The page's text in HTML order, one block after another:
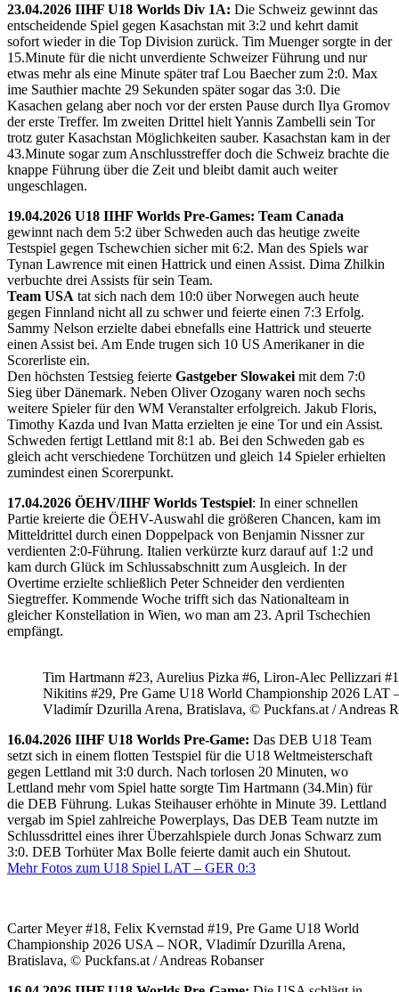
23.04.2026 IIHF U18 Worlds Div 1A: Die Schweiz gewinnt das
entscheidende Spiel gegen Kasachstan mit 3:2 und kehrt damit
sofort wieder in die Top Division zurück. Tim Muenger sorgte in der
15.Minute für die nicht unverdiente Schweizer Führung und nur
etwas mehr als eine Minute später traf Lou Baecher zum 2:0. Max
ime Sauthier machte 29 Sekunden später sogar das 3:0. Die
Kasachen gelang aber noch vor der ersten Pause durch Ilya Gromov
der erste Treffer. Im zweiten Drittel hielt Yannis Zambelli sein Tor
trotz guter Kasachstan Möglichkeiten sauber. Kasachstan kam in der
43.Minute sogar zum Anschlusstreffer doch die Schweiz brachte die
knappe Führung über die Zeit und bleibt damit auch weiter
ungeschlagen.
19.04.2026 U18 IIHF Worlds Pre-Games: Team Canada
gewinnt nach dem 5:2 über Schweden auch das heutige zweite
Testspiel gegen Tschewchien sicher mit 6:2. Man des Spiels war
Tynan Lawrence mit einen Hattrick und einen Assist. Dima Zhilkin
verbuchte drei Assists für sein Team.
Team USA tat sich nach dem 10:0 über Norwegen auch heute
gegen Finnland nicht all zu schwer und feierte einen 7:3 Erfolg.
Sammy Nelson erzielte dabei ebnefalls eine Hattrick und steuerte
einen Assist bei. Am Ende trugen sich 10 US Amerikaner in die
Scorerliste ein.
Den höchsten Testsieg feierte Gastgeber Slowakei mit dem 7:0
Sieg über Dänemark. Neben Oliver Ozogany waren noch sechs
weitere Spieler für den WM Veranstalter erfolgreich. Jakub Floris,
Timothy Kazda und Ivan Matta erzielten je eine Tor und ein Assist.
Schweden fertigt Lettland mit 8:1 ab. Bei den Schweden gab es
gleich acht verschiedene Torchützen und gleich 14 Spieler erhielten
zumindest einen Scorerpunkt.
17.04.2026 ÖEHV/IIHF Worlds Testspiel: In einer schnellen
Partie kreierte die ÖEHV-Auswahl die größeren Chancen, kam im
Mitteldrittel durch einen Doppelpack von Benjamin Nissner zur
verdienten 2:0-Führung. Italien verkürzte kurz darauf auf 1:2 und
kam durch Glück im Schlussabschnitt zum Ausgleich. In der
Overtime erzielte schließlich Peter Schneider den verdienten
Siegtreffer. Kommende Woche trifft sich das Nationalteam in
gleicher Konstellation in Wien, wo man am 23. April Tschechien
empfängt.
Tim Hartmann #23, Aurelius Pizka #6, Liron-Alec Pellizzari
Nikitins #29, Pre Game U18 World Championship 2026 LAT
Vladimír Dzurilla Arena, Bratislava, © Puckfans.at / Andreas
16.04.2026 IIHF U18 Worlds Pre-Game: Das DEB U18 Team
setzt sich in einem flotten Testspiel für die U18 Weltmeisterschaft
gegen Lettland mit 3:0 durch. Nach torlosen 20 Minuten, wo
Lettland mehr vom Spiel hatte sorgte Tim Hartmann (34.Min) für
die DEB Führung. Lukas Steihauser erhöhte in Minute 39. Lettland
vergab im Spiel zahlreiche Powerplays, Das DEB Team nutzte im
Schlussdrittel eines ihrer Überzahlspiele durch Jonas Schwarz zum
3:0. DEB Torhüter Max Bolle feierte damit auch ein Shutout.
Mehr Fotos zum U18 Spiel LAT – GER 0:3
Carter Meyer #18, Felix Kvernstad #19, Pre Game U18 World
Championship 2026 USA – NOR, Vladimír Dzurilla Arena,
Bratislava, © Puckfans.at / Andreas Robanser